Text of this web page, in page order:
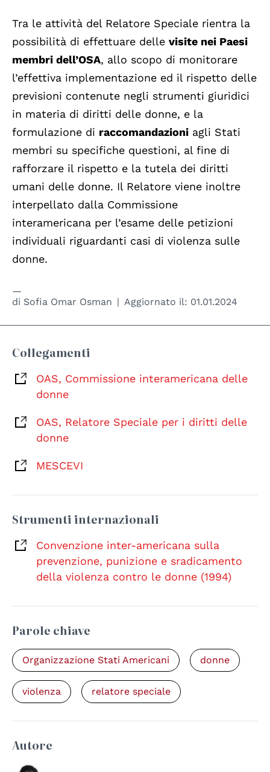
Tra le attività del Relatore Speciale rientra la
possibilità di effettuare delle visite nei Paesi
membri dell’OSA, allo scopo di monitorare
l’effettiva implementazione ed il rispetto delle
previsioni contenute negli strumenti giuridici
in materia di diritti delle donne, e la
formulazione di raccomandazioni agli Stati
membri su specifiche questioni, al fine di
rafforzare il rispetto e la tutela dei diritti
umani delle donne. Il Relatore viene inoltre
interpellato dalla Commissione
interamericana per l’esame delle petizioni
individuali riguardanti casi di violenza sulle
donne.
di Sofia Omar Osman Aggiornato il: 01.01.2024
Collegamenti
OAS, Commissione interamericana delle
donne
OAS, Relatore Speciale per i diritti delle
donne
MESCEVI
Strumenti internazionali
Convenzione inter-americana sulla
prevenzione, punizione e sradicamento
della violenza contro le donne (1994)
Parole chiave
Organizzazione Stati Americani donne
violenza relatore speciale
Autore